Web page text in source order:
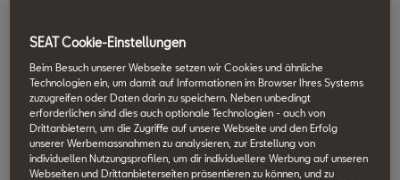
Mit seinen Sportwagen schafft SEAT es, ein Serienfahrzeug mit
der Leistung eines Sportautos anzubieten – für alle, die sich in
jeder Situation auf die Leistung und das Handling eines
Sportautos verlassen wollen. Unsere Sportwagen bieten ein
aussergewöhnlich kraftvolles Fahren, das Ihnen mehr
SEAT Cookie-Einstellungen
Beim Besuch unserer Webseite setzen wir Cookies und ähnliche
Technologien ein, um damit auf Informationen im Browser Ihres Systems
zuzugreifen oder Daten darin zu speichern. Neben unbedingt
erforderlichen sind dies auch optionale Technologien - auch von
Drittanbietern, um die Zugriffe auf unsere Webseite und den Erfolg
unserer Werbemassnahmen zu analysieren, zur Erstellung von
individuellen Nutzungsprofilen, um dir individuellere Werbung auf unseren
Webseiten und Drittanbieterseiten präsentieren zu können, und zu